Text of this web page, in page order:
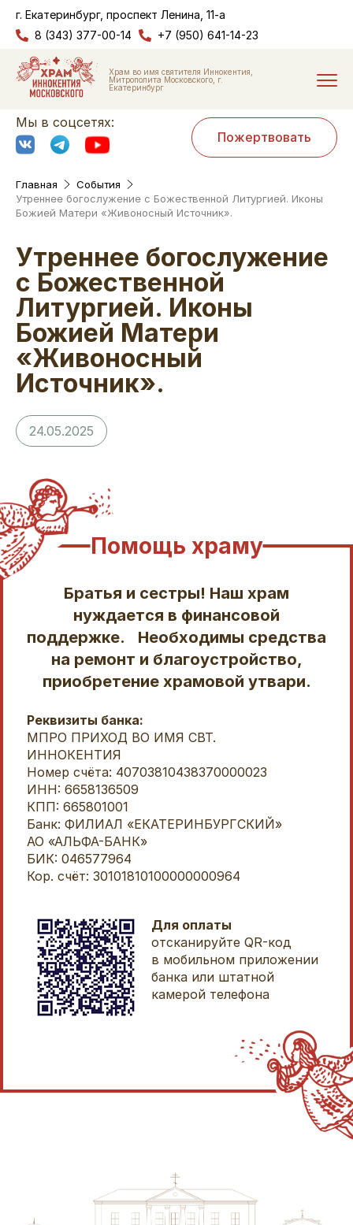
г. Екатеринбург, проспект Ленина, 11-а
8 (343) 377-00-14
+7 (950) 641-14-23
Храм во имя святителя Иннокентия,
Митрополита Московского, г.
Екатеринбург
Мы в соцсетях:
Пожертвовать
Главная
События
Утреннее богослужение с Божественной Литургией. Иконы
Божией Матери «Живоносный Источник».
Утреннее богослужение
с Божественной
Литургией. Иконы
Божией Матери
«Живоносный
Источник».
24.05.2025
Помощь храму
Братья и сестры! Наш храм
нуждается в финансовой
поддержке. Необходимы средства
на ремонт и благоустройство,
приобретение храмовой утвари.
Реквизиты банка:
МПРО ПРИХОД ВО ИМЯ СВТ.
ИННОКЕНТИЯ
Номер счёта: 40703810438370000023
ИНН: 6658136509
КПП: 665801001
Банк: ФИЛИАЛ «ЕКАТЕРИНБУРГСКИЙ»
АО «АЛЬФА-БАНК»
БИК: 046577964
Кор. счёт: 30101810100000000964
Для оплаты
отсканируйте QR-код
в мобильном приложении
банка или штатной
камерой телефона